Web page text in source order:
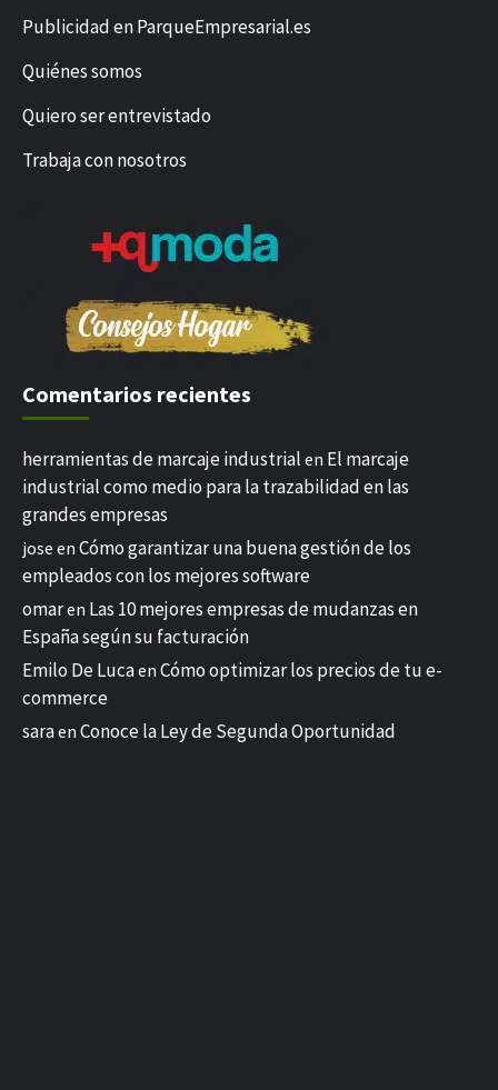
Publicidad en ParqueEmpresarial.es
Quiénes somos
Quiero ser entrevistado
Trabaja con nosotros
Comentarios recientes
herramientas de marcaje industrial en El marcaje
industrial como medio para la trazabilidad en las
grandes empresas
jose en Cómo garantizar una buena gestión de los
empleados con los mejores software
omaren Las 10 mejores empresas de mudanzas en
España según su facturación
Emilo De Lucaen Cómo optimizar los precios de tu e-
commerce
saraen Conoce la Ley de Segunda Oportunidad